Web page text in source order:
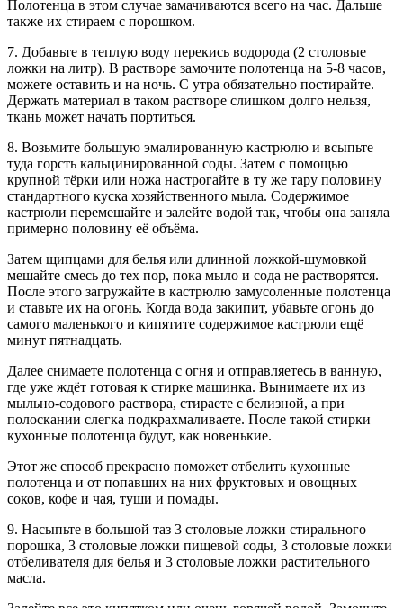
Полотенца в этом случае замачиваются всего на час. Дальше
также их стираем с порошком.
7. Добавьте в теплую воду перекись водорода (2 столовые
ложки на литр). В растворе замочите полотенца на 5-8 часов,
можете оставить и на ночь. С утра обязательно постирайте.
Держать материал в таком растворе слишком долго нельзя,
ткань может начать портиться.
8. Возьмите большую эмалированную кастрюлю и всыпьте
туда горсть кальцинированной соды. Затем с помощью
крупной тёрки или ножа настрогайте в ту же тару половину
стандартного куска хозяйственного мыла. Содержимое
кастрюли перемешайте и залейте водой так, чтобы она заняла
примерно половину её объёма.
Затем щипцами для белья или длинной ложкой-шумовкой
мешайте смесь до тех пор, пока мыло и сода не растворятся.
После этого загружайте в кастрюлю замусоленные полотенца
и ставьте их на огонь. Когда вода закипит, убавьте огонь до
самого маленького и кипятите содержимое кастрюли ещё
минут пятнадцать.
Далее снимаете полотенца с огня и отправляетесь в ванную,
где уже ждёт готовая к стирке машинка. Вынимаете их из
мыльно-содового раствора, стираете с белизной, а при
полоскании слегка подкрахмаливаете. После такой стирки
кухонные полотенца будут, как новенькие.
Этот же способ прекрасно поможет отбелить кухонные
полотенца и от попавших на них фруктовых и овощных
соков, кофе и чая, туши и помады.
9. Насыпьте в большой таз 3 столовые ложки стирального
порошка, 3 столовые ложки пищевой соды, 3 столовые ложки
отбеливателя для белья и 3 столовые ложки растительного
масла.